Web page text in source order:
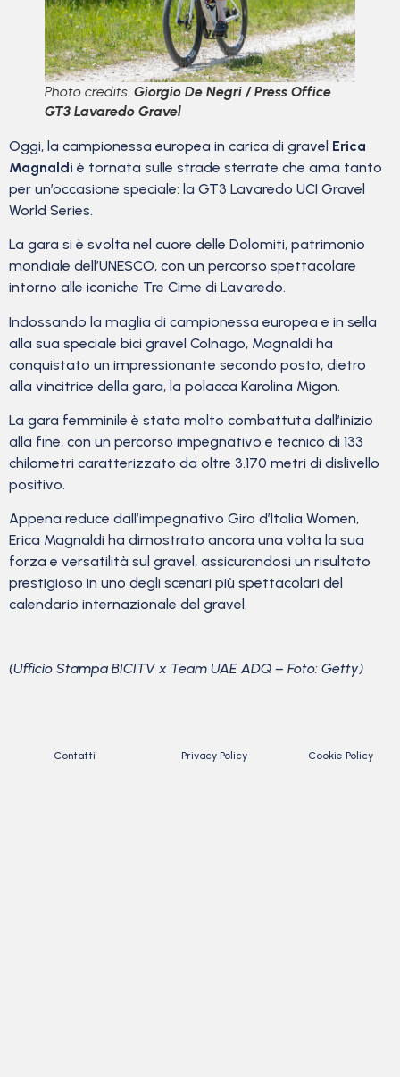
Photo credits: Giorgio De Negri / Press Office
GT3 Lavaredo Gravel
Oggi, la campionessa europea in carica di gravel Erica
Magnaldi è tornata sulle strade sterrate che ama tanto
per un’occasione speciale: la GT3 Lavaredo UCI Gravel
World Series.
La gara si è svolta nel cuore delle Dolomiti, patrimonio
mondiale dell’UNESCO, con un percorso spettacolare
intorno alle iconiche Tre Cime di Lavaredo.
Indossando la maglia di campionessa europea e in sella
alla sua speciale bici gravel Colnago, Magnaldi ha
conquistato un impressionante secondo posto, dietro
alla vincitrice della gara, la polacca Karolina Migon.
La gara femminile è stata molto combattuta dall’inizio
alla fine, con un percorso impegnativo e tecnico di 133
chilometri caratterizzato da oltre 3.170 metri di dislivello
positivo.
Appena reduce dall’impegnativo Giro d’Italia Women,
Erica Magnaldi ha dimostrato ancora una volta la sua
forza e versatilità sul gravel, assicurandosi un risultato
prestigioso in uno degli scenari più spettacolari del
calendario internazionale del gravel.
(Ufficio Stampa BICITV x Team UAE ADQ – Foto: Getty)
Contatti Privacy Policy Cookie Policy